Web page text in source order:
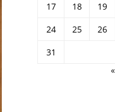
17
18 19
24
25 26
31